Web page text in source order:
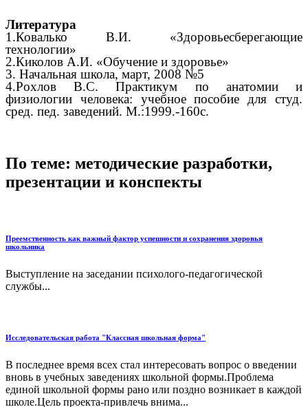
Литература
1.Ковалько В.И. «Здоровьесберегающие
технологии»
2.Киколов А.И. «Обучение и здоровье»
3. Начальная школа, март, 2008 №5
4.Рохлов В.С. Практикум по анатомии и
физиологии человека: учебное пособие для студ.
сред. пед. заведений. М.:1999.-160с.
По теме: методические разработки,
презентации и конспекты
Преемственность как важный фактор успешности и сохранения здоровья
школьника
Выступление на заседании психолого-педагогической
службы...
Исследовательская работа "Классная школьная форма"
В последнее время всех стал интересовать вопрос о введении
вновь в учебных заведениях школьной формы.Проблема
единой школьной формы рано или поздно возникает в каждой
школе.Цель проекта-привлечь внима...